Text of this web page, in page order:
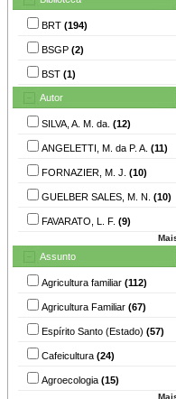
BRT (194)
BSGP (2)
BST (1)
Autor
SILVA, A. M. da. (12)
ANGELETTI, M. da P. A. (11)
FORNAZIER, M. J. (10)
GUELBER SALES, M. N. (10)
FAVARATO, L. F. (9)
Assunto
Agricultura familiar (112)
Agricultura Familiar (67)
Espírito Santo (Estado) (57)
Cafeicultura (24)
Agroecologia (15)